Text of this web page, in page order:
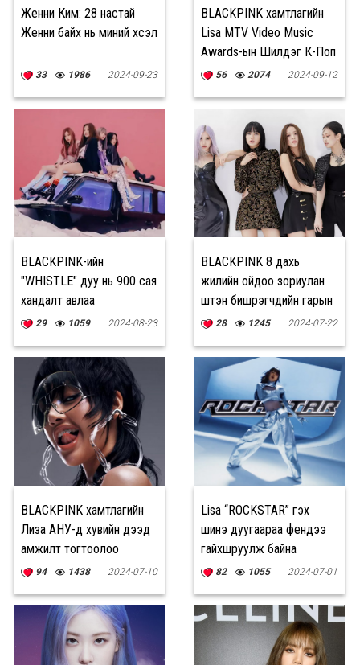
Женни Ким: 28 настай
Женни байх нь миний хүсэл
33 1986 2024-09-23
BLACKPINK хамтлагийн
Lisa MTV Video Music
Awards-ын Шилдэг К-Поп
шагналыг хүртлээ
56 2074 2024-09-12
BLACKPINK-ийн
"WHISTLE" дуу нь 900 сая
хандалт авлаа
29 1059 2024-08-23
BLACKPINK 8 дахь
жилийн ойдоо зориулан
шүтэн бишрэгчдийн гарын
үсэг зурах арга хэмжээ
28 1245 2024-07-22
BLACKPINK хамтлагийн
Лиза АНУ-д хувийн дээд
амжилт тогтоолоо
94 1438 2024-07-10
Lisa “ROCKSTAR” гэх
шинэ дуугаараа фенүүдээ
гайхшруулж байна
82 1055 2024-07-01